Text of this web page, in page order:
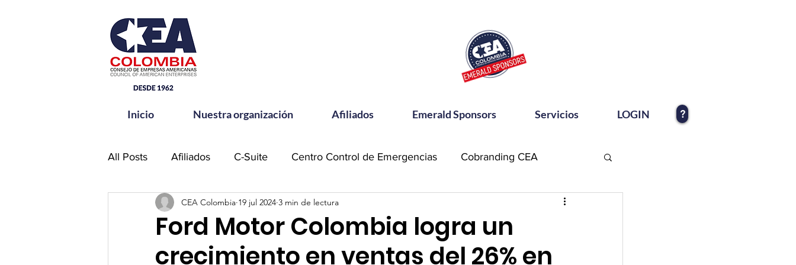
Inicio Nuestra organización Afiliados Emerald Sponsors Servicios LOGIN ?
All Posts Afiliados C-Suite Centro Control de Emergencias Cobranding CEA
Comité de Seguridad CEA-OSAC Community Meets
Hands for Change Networking CEA Power Talks Reconocimientos
Ford Motor Colombia logra un
crecimiento en ventas del 26% en
CEA Colombia 19 jul 2024 3 min de lectura